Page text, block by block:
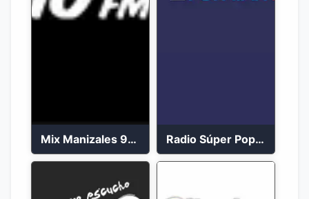
Mix Manizales 95.1 FM en Vivo Radio Súper Popayán en vivo 2023